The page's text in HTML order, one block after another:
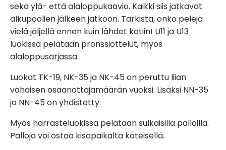
sekä ylä- että alaloppukaavio. Kaikki siis jatkavat
alkupoolien jälkeen jatkoon. Tarkista, onko pelejä
vielä jäljellä ennen kuin lähdet kotiin! U11 ja U13
luokissa pelataan pronssiottelut, myös
alaloppusarjassa.
Luokat TK-19, NK-35 ja NK-45 on peruttu liian
vähäisen osaanottajamäärän vuoksi. Lisäksi NN-35
ja NN-45 on yhdistetty.
Myös harrasteluokissa pelataan sulkaisilla palloilla.
Palloja voi ostaa kisapaikalta käteisellä.